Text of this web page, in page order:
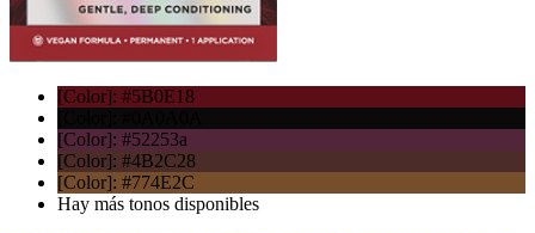
[Color]: #5B0E18
[Color]: #52253a
[Color]: #4B2C28
[Color]: #774E2C
Hay más tonos disponibles